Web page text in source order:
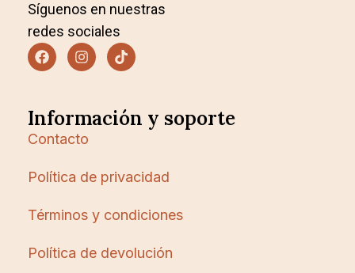
Síguenos en nuestras
redes sociales
Información y soporte
Contacto
Política de privacidad
Términos y condiciones
Política de devolución